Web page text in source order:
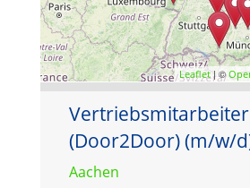
Leaflet| ©
Vertriebsmitarbeiter
(Door2Door) (m/w/
Aachen